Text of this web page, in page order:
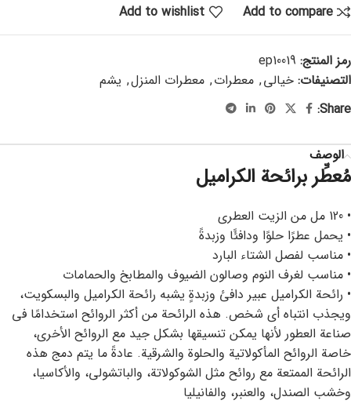
Add to compare
Add to wishlist
رمز المنتج: ep10019
التصنيفات: خيالي, معطرات, معطرات المنزل, يشم
Share:
الوصف
مُعطِّر برائحة الكراميل
• 120 مل من الزيت العطري
• يحمل عطرًا حلوًا ودافئًا وزبدةً
• مناسب لفصل الشتاء البارد
• مناسب لغرف النوم وصالون الضيوف والمطابخ والحمامات
• رائحة الكراميل عبير دافئ وزبدةٍ يشبه رائحة الكراميل والبسكويت،
ويجذب انتباه أي شخص. هذه الرائحة من أكثر الروائح استخدامًا في
صناعة العطور لأنها يمكن تنسيقها بشكل جيد مع الروائح الأخرى،
خاصة الروائح المأكولاتية والحلوة والشرقية. عادةً ما يتم دمج هذه
الرائحة الممتعة مع روائح مثل الشوكولاتة، والباتشولي، والأكاسيا،
وخشب الصندل، والعنبر، والفانيليا